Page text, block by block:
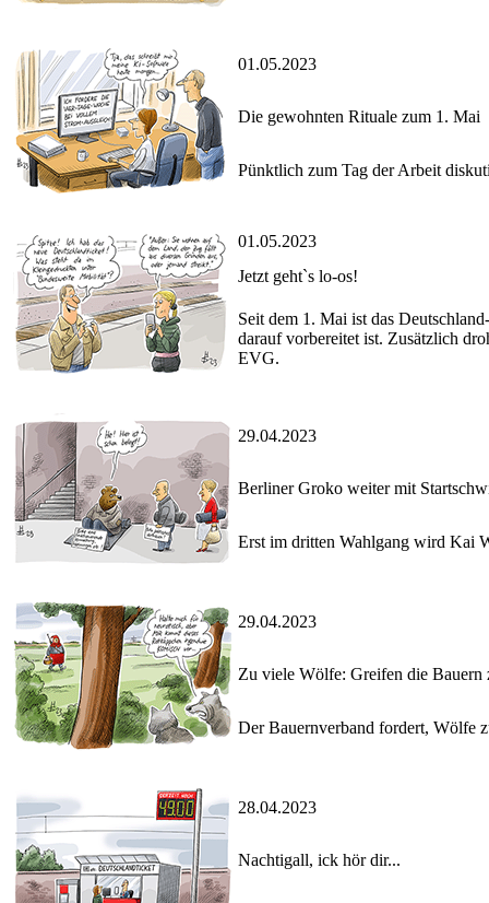
01.05.2023
Die gewohnten Rituale zum 1. Mai
Pünktlich zum Tag der Arbeit
01.05.2023
Jetzt geht`s lo-os!
Seit dem 1. Mai ist das
darauf vorbereitet ist. Zusätzlich
EVG.
29.04.2023
Berliner Groko weiter mit
Erst im dritten Wahlgang wird Kai
29.04.2023
Zu viele Wölfe: Greifen die Bauern
Der Bauernverband fordert, Wölfe
28.04.2023
Nachtigall, ick hör dir...